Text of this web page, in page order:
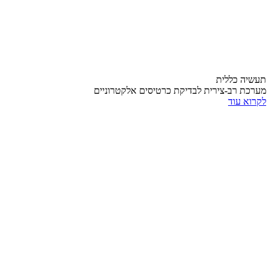
תעשיה כללית
מערכת רב-צירית לבדיקת כרטיסים אלקטרוניים
לקרוא עוד